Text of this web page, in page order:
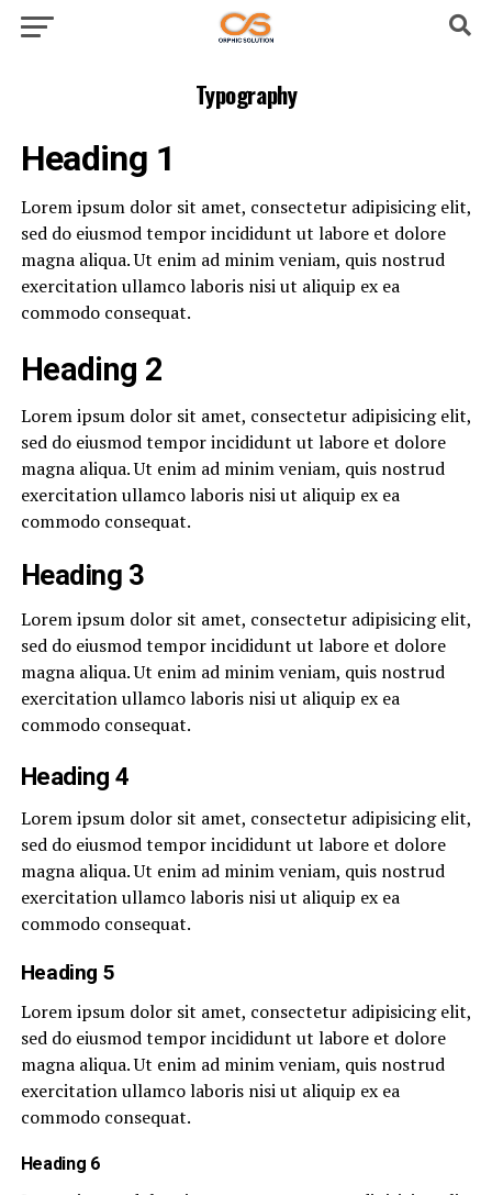
Typography
Heading 1
Lorem ipsum dolor sit amet, consectetur adipisicing elit,
sed do eiusmod tempor incididunt ut labore et dolore
magna aliqua. Ut enim ad minim veniam, quis nostrud
exercitation ullamco laboris nisi ut aliquip ex ea
commodo consequat.
Heading 2
Lorem ipsum dolor sit amet, consectetur adipisicing elit,
sed do eiusmod tempor incididunt ut labore et dolore
magna aliqua. Ut enim ad minim veniam, quis nostrud
exercitation ullamco laboris nisi ut aliquip ex ea
commodo consequat.
Heading 3
Lorem ipsum dolor sit amet, consectetur adipisicing elit,
sed do eiusmod tempor incididunt ut labore et dolore
magna aliqua. Ut enim ad minim veniam, quis nostrud
exercitation ullamco laboris nisi ut aliquip ex ea
commodo consequat.
Heading 4
Lorem ipsum dolor sit amet, consectetur adipisicing elit,
sed do eiusmod tempor incididunt ut labore et dolore
magna aliqua. Ut enim ad minim veniam, quis nostrud
exercitation ullamco laboris nisi ut aliquip ex ea
commodo consequat.
Heading 5
Lorem ipsum dolor sit amet, consectetur adipisicing elit,
sed do eiusmod tempor incididunt ut labore et dolore
magna aliqua. Ut enim ad minim veniam, quis nostrud
exercitation ullamco laboris nisi ut aliquip ex ea
commodo consequat.
Heading 6